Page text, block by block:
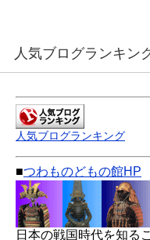
人気ブログランキン
人気ブログランキング
■つわものどもの館HP
日本の戦国時代を知る